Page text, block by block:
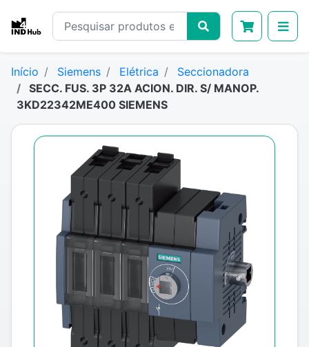
Início Siemens Elétrica
Seccionadora
SECC. FUS. 3P 32A ACION. DIR. S/ MANOP.
3KD22342ME400 SIEMENS